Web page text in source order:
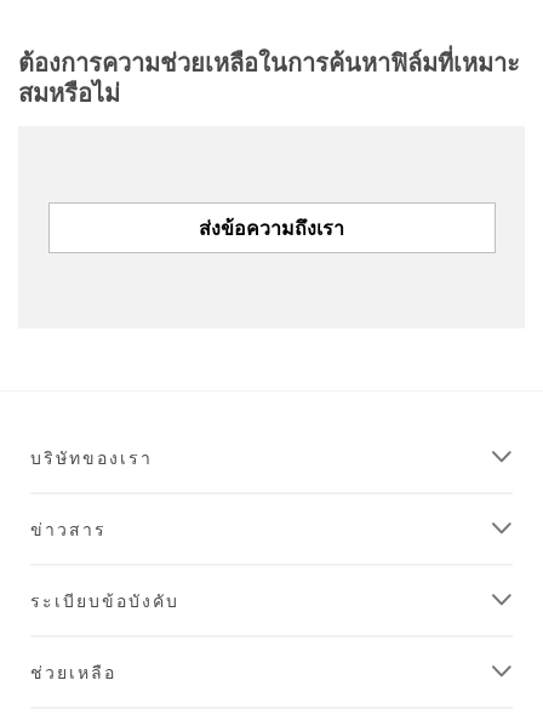
ต้องการความช่วยเหลือในการค้นหาฟิล์มที่เหมาะ
สมหรือไม่
ส่งข้อความถึงเรา
บริษัทของเรา
ข่าวสาร
ระเบียบข้อบังคับ
ช่วยเหลือ